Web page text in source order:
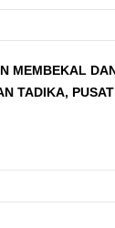
MEMBEKAL
TADIKA,